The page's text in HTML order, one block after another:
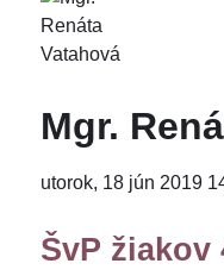
Mgr.
utorok, 18 jún 2019
ŠvP žiakov